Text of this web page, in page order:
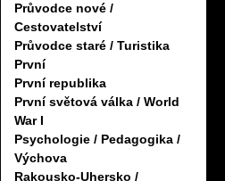
Průvodce nové /
Cestovatelství
Průvodce staré / Turistika
První
První republika
První světová válka / World
War I
Psychologie / Pedagogika /
Výchova
Rakousko-Uhersko /